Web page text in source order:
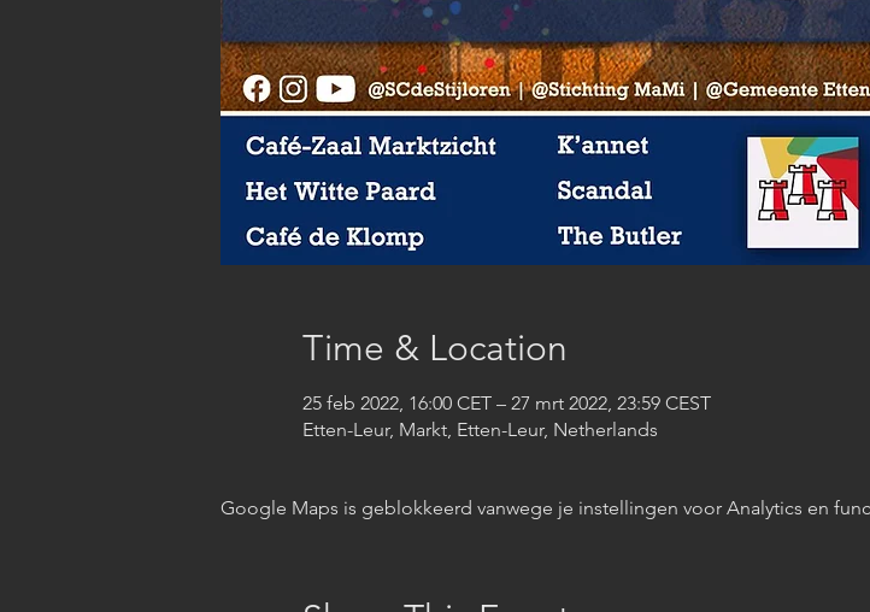
Time & Location
25 feb 2022, 16:00 CET – 27 mrt 2022, 23:59 CEST
Etten-Leur, Markt, Etten-Leur, Netherlands
Google Maps is geblokkeerd vanwege je instellingen voor Analytics en